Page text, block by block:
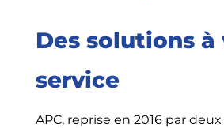
Des solutions
service
APC, reprise en 2016 par